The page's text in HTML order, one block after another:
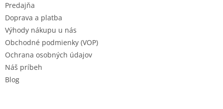
Predajňa
Doprava a platba
Výhody nákupu u nás
Obchodné podmienky (VOP)
Ochrana osobných údajov
Náš príbeh
Blog